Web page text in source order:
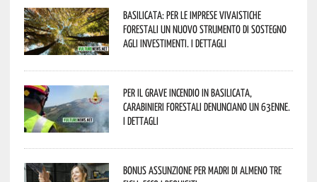
Basilicata: per le imprese vivaistiche
forestali un nuovo strumento di sostegno
agli investimenti. I dettagli
Per il grave incendio in Basilicata,
Carabinieri forestali denunciano un 63enne.
I dettagli
Bonus assunzione per madri di almeno tre